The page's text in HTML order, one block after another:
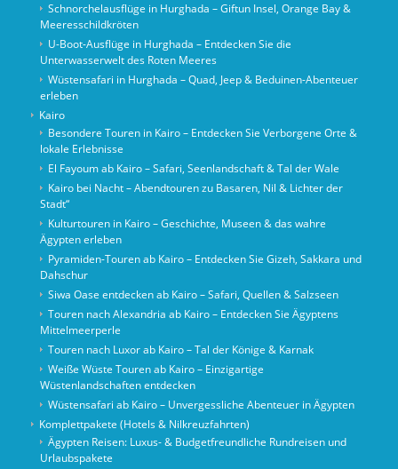
Schnorchelausflüge in Hurghada – Giftun Insel, Orange Bay &
Meeresschildkröten
U-Boot-Ausflüge in Hurghada – Entdecken Sie die
Unterwasserwelt des Roten Meeres
Wüstensafari in Hurghada – Quad, Jeep & Beduinen-Abenteuer
erleben
Kairo
Besondere Touren in Kairo – Entdecken Sie Verborgene Orte &
lokale Erlebnisse
El Fayoum ab Kairo – Safari, Seenlandschaft & Tal der Wale
Kairo bei Nacht – Abendtouren zu Basaren, Nil & Lichter der
Stadt“
Kulturtouren in Kairo – Geschichte, Museen & das wahre
Ägypten erleben
Pyramiden-Touren ab Kairo – Entdecken Sie Gizeh, Sakkara und
Dahschur
Siwa Oase entdecken ab Kairo – Safari, Quellen & Salzseen
Touren nach Alexandria ab Kairo – Entdecken Sie Ägyptens
Mittelmeerperle
Touren nach Luxor ab Kairo – Tal der Könige & Karnak
Weiße Wüste Touren ab Kairo – Einzigartige
Wüstenlandschaften entdecken
Wüstensafari ab Kairo – Unvergessliche Abenteuer in Ägypten
Komplettpakete (Hotels & Nilkreuzfahrten)
Ägypten Reisen: Luxus- & Budgetfreundliche Rundreisen und
Urlaubspakete